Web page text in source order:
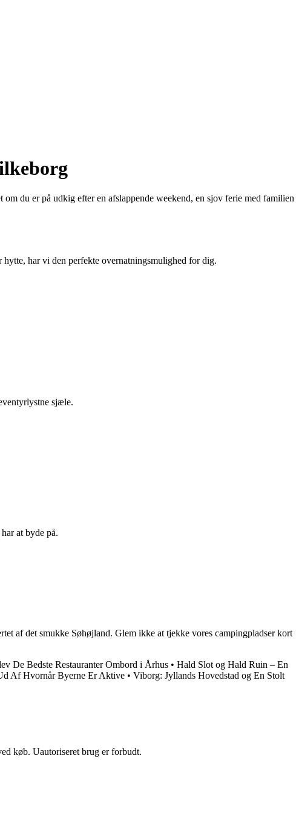
du er på udkig efter en afslappende weekend, en sjov ferie med familien
har vi den perfekte overnatningsmulighed for dig.
sjæle.
at byde på.
af det smukke Søhøjland. Glem ikke at tjekke vores campingpladser kort
De Bedste Restauranter Ombord i Århus • Hald Slot og Hald Ruin – En
Af Hvornår Byerne Er Aktive • Viborg: Jyllands Hovedstad og En Stolt
køb. Uautoriseret brug er forbudt.